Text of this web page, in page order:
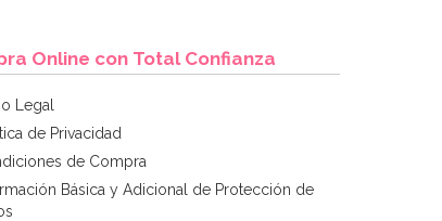
Online con Total Confianza
Legal
de Privacidad
de Compra
Básica y Adicional de Protección de